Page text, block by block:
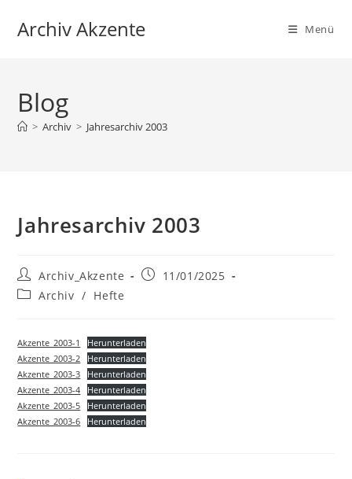
InhaltArchiv Akzente Menü
Blog
> Archiv > Jahresarchiv 2003
Jahresarchiv 2003
Beitrags-
Autor:
Archiv_Akzente
Beitrag11/01/2025
Beitrags-
Archiv / Hefte
Akzente_2003-1
Herunterladen
Akzente_2003-2
Herunterladen
Akzente_2003-3
Herunterladen
Akzente_2003-4
Herunterladen
Akzente_2003-5
Herunterladen
Akzente_2003-6
Herunterladen